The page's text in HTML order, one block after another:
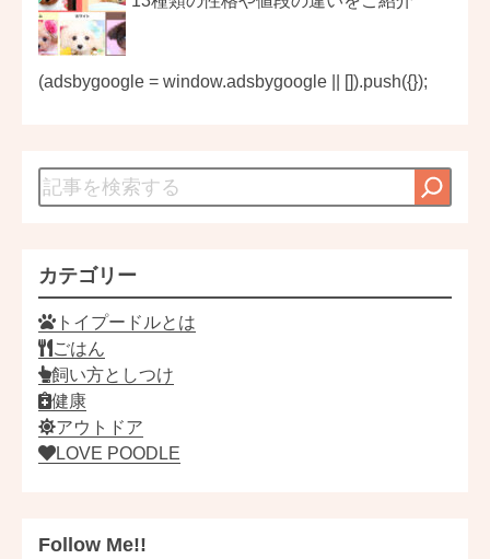
(adsbygoogle = window.adsbygoogle || []).push({});
カテゴリー
トイプードルとは
ごはん
飼い方としつけ
健康
アウトドア
LOVE POODLE
Follow Me!!